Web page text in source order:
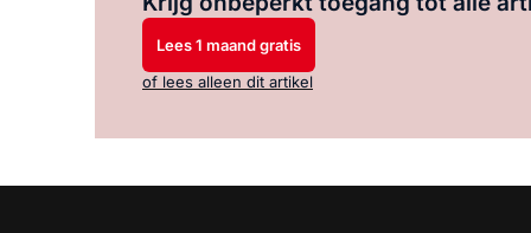
Lees 1 maand gratis
of lees alleen dit artikel